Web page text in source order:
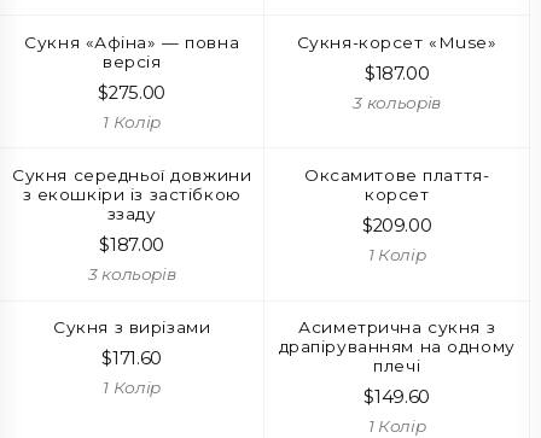
Сукня «Афіна» — повна
версія
$275.00
1 Колір
Сукня-корсет «Muse»
$187.00
3 кольорів
Сукня середньої довжини
з екошкіри із застібкою
ззаду
$187.00
3 кольорів
Оксамитове плаття-
корсет
$209.00
1 Колір
Сукня з вирізами
$171.60
1 Колір
Асиметрична сукня з
драпіруванням на одному
плечі
$149.60
1 Колір